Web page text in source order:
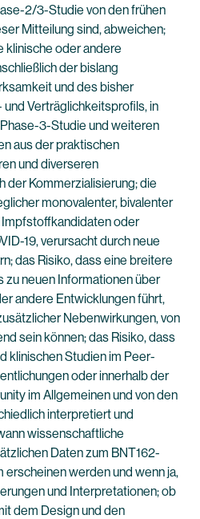
2/3-Studie von den frühen
Mitteilung sind, abweichen;
klinische oder andere
der bislang
und des bisher
Verträglichkeitsprofils, in
3-Studie und weiteren
aus der praktischen
und diverseren
der Kommerzialisierung; die
monovalenter, bivalenter
oder
19, verursacht durch neue
das Risiko, dass eine breitere
neuen Informationen über
andere Entwicklungen führt,
Nebenwirkungen, von
sein können; das Risiko, dass
klinischen Studien im Peer-
oder innerhalb der
im Allgemeinen und von den
interpretiert und
wissenschaftliche
Daten zum BNT162-
werden und wenn ja,
und Interpretationen; ob
dem Design und den